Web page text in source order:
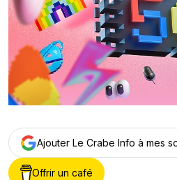
Ajouter Le Crabe Info à mes
Offrir un café